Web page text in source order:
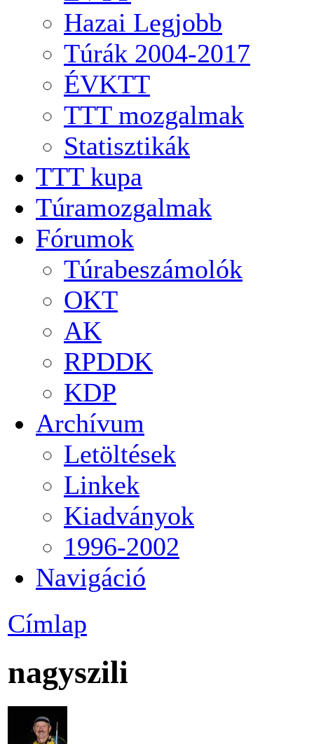
Hazai Legjobb
Túrák 2004-2017
ÉVKTT
TTT mozgalmak
Statisztikák
TTT kupa
Túramozgalmak
Fórumok
Túrabeszámolók
OKT
AK
RPDDK
KDP
Archívum
Letöltések
Linkek
Kiadványok
1996-2002
Navigáció
Címlap
nagyszili